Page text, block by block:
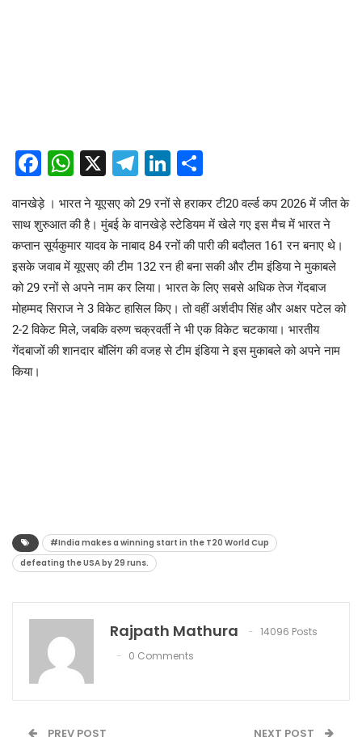
Facebook
WhatsApp
X Telegram
LinkedIn
वानखेड़े । भारत ने यूएसए को 29 रनों से हराकर टी20 वर्ल्ड कप 2026 में जीत के
साथ शुरुआत की है। मुंबई के वानखेड़े स्टेडियम में खेले गए इस मैच में भारत ने
कप्तान सूर्यकुमार यादव के नाबाद 84 रनों की पारी की बदौलत 161 रन बनाए थे।
इसके जवाब में यूएसए की टीम 132 रन ही बना सकी और टीम इंडिया ने मुकाबले
को 29 रनों से अपने नाम कर लिया। भारत के लिए सबसे अधिक तेज गेंदबाज
मोहम्मद सिराज ने 3 विकेट हासिल किए। तो वहीं अर्शदीप सिंह और अक्षर पटेल को
2-2 विकेट मिले, जबकि वरुण चक्रवर्ती ने भी एक विकेट चटकाया। भारतीय
गेंदबाजों की शानदार बॉलिंग की वजह से टीम इंडिया ने इस मुकाबले को अपने नाम
किया।
#India makes a winning start in the T20 World Cup
defeating the USA by 29 runs.
Rajpath Mathura
14096 Posts
0 Comments
PREV POST NEXT POST